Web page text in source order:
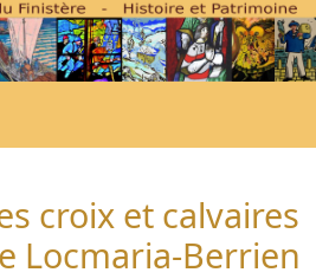
croix et calvaires
Locmaria-Berrien